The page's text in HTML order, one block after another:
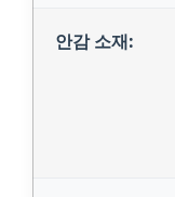
안감 소재: